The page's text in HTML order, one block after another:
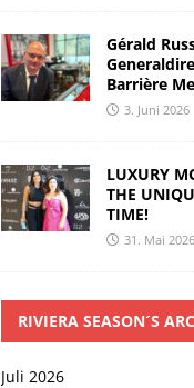
Gérald
Barrière
3. Juni 2026
LUXURY
THE
TIME!
31. Mai 2026
RIVIERA SEASON´S
Juli 2026